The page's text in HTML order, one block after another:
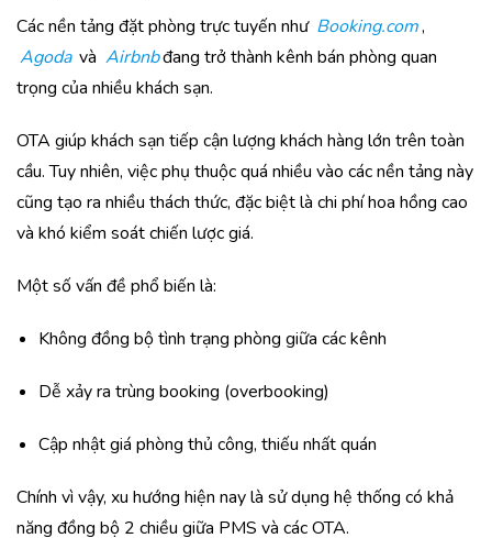
Các nền tảng đặt phòng trực tuyến như Booking.com,
Agoda và Airbnbđang trở thành kênh bán phòng quan
trọng của nhiều khách sạn.
OTA giúp khách sạn tiếp cận lượng khách hàng lớn trên toàn
cầu. Tuy nhiên, việc phụ thuộc quá nhiều vào các nền tảng này
cũng tạo ra nhiều thách thức, đặc biệt là chi phí hoa hồng cao
và khó kiểm soát chiến lược giá.
Một số vấn đề phổ biến là:
Không đồng bộ tình trạng phòng giữa các kênh
Dễ xảy ra trùng booking (overbooking)
Cập nhật giá phòng thủ công, thiếu nhất quán
Chính vì vậy, xu hướng hiện nay là sử dụng hệ thống có khả
năng đồng bộ 2 chiều giữa PMS và các OTA.